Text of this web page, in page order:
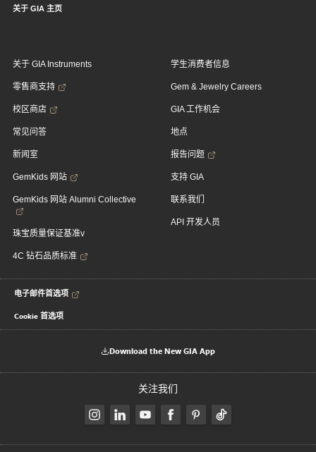
关于 GIA 主页
关于 GIA Instruments
零售商支持
校区商店
常见问答
新闻室
GemKids 网站
GemKids 网站 Alumni Collective
珠宝质量保证基准v
4C 钻石品质标准
学生消费者信息
Gem & Jewelry Careers
GIA 工作机会
地点
报告问题
支持 GIA
联系我们
API 开发人员
电子邮件首选项
Cookie 首选项
Download the New GIA App
关注我们